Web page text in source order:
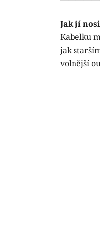
Jak jí
Kabelku
jak
volnější